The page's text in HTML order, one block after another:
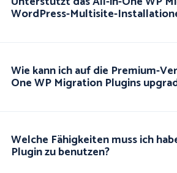
WordPress-Multisite-
Wie kann ich auf die Premium-
One WP Migration Plugins
Welche Fähigkeiten muss ich
Plugin zu benutzen?